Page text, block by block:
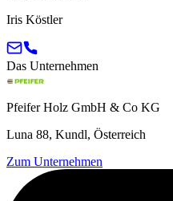
Iris Köstler
Das Unternehmen
Pfeifer Holz GmbH & Co KG
Luna 88, Kundl, Österreich
Zum Unternehmen